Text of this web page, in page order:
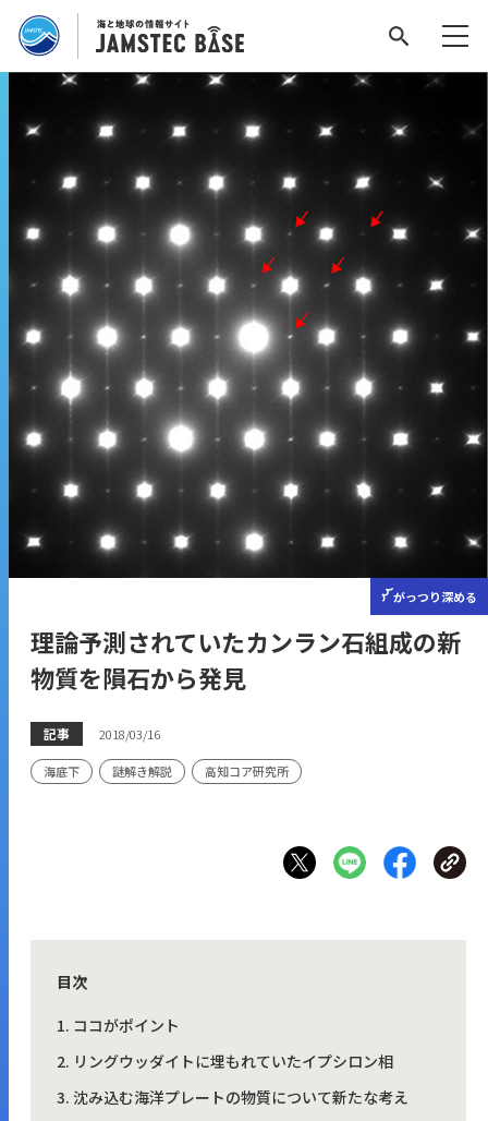
がっつり深める
理論予測されていたカンラン石組成の新
物質を隕石から発見
記事 2018/03/16
海底下 謎解き解説 高知コア研究所
目次
ココがポイント
リングウッダイトに埋もれていたイプシロン相
沈み込む海洋プレートの物質について新たな考え